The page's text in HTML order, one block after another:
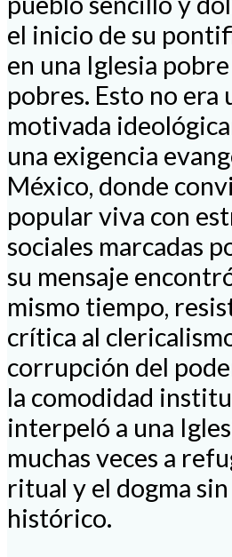
el inicio de su
en una Iglesia
pobres. Esto no era
motivada
una exigencia
México, donde
popular viva con
sociales marcadas
su mensaje
mismo tiempo,
crítica al
corrupción del
la comodidad
interpeló a una
muchas veces a
ritual y el dogma
histórico.